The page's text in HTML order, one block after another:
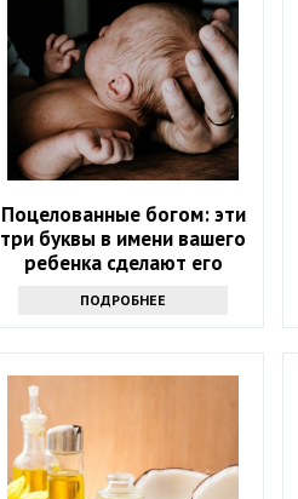
Поцелованные богом: эти
три буквы в имени вашего
ребенка сделают его
ПОДРОБНЕЕ